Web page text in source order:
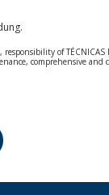
of
comprehensive
Data Protection
2016 by sending